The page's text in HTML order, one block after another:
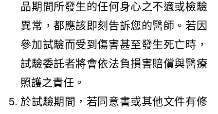
品期間所發生的任何身心之不適或檢驗
異常，都應該即刻告訴您的醫師。若因
參加試驗而受到傷害甚至發生死亡時，
試驗委託者將會依法負損害賠償與醫療
照護之責任。
於試驗期間，若同意書或其他文件有修